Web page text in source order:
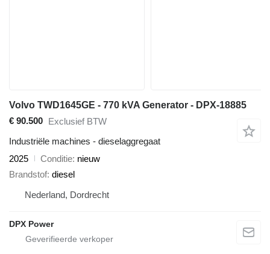
Volvo TWD1645GE - 770 kVA Generator - DPX-18885
€ 90.500 Exclusief BTW
Industriële machines - dieselaggregaat
2025
Conditie nieuw
Brandstof diesel
Nederland, Dordrecht
DPX Power